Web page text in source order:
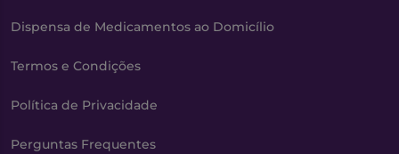
Dispensa de Medicamentos ao Domicílio
Termos e Condições
Política de Privacidade
Perguntas Frequentes